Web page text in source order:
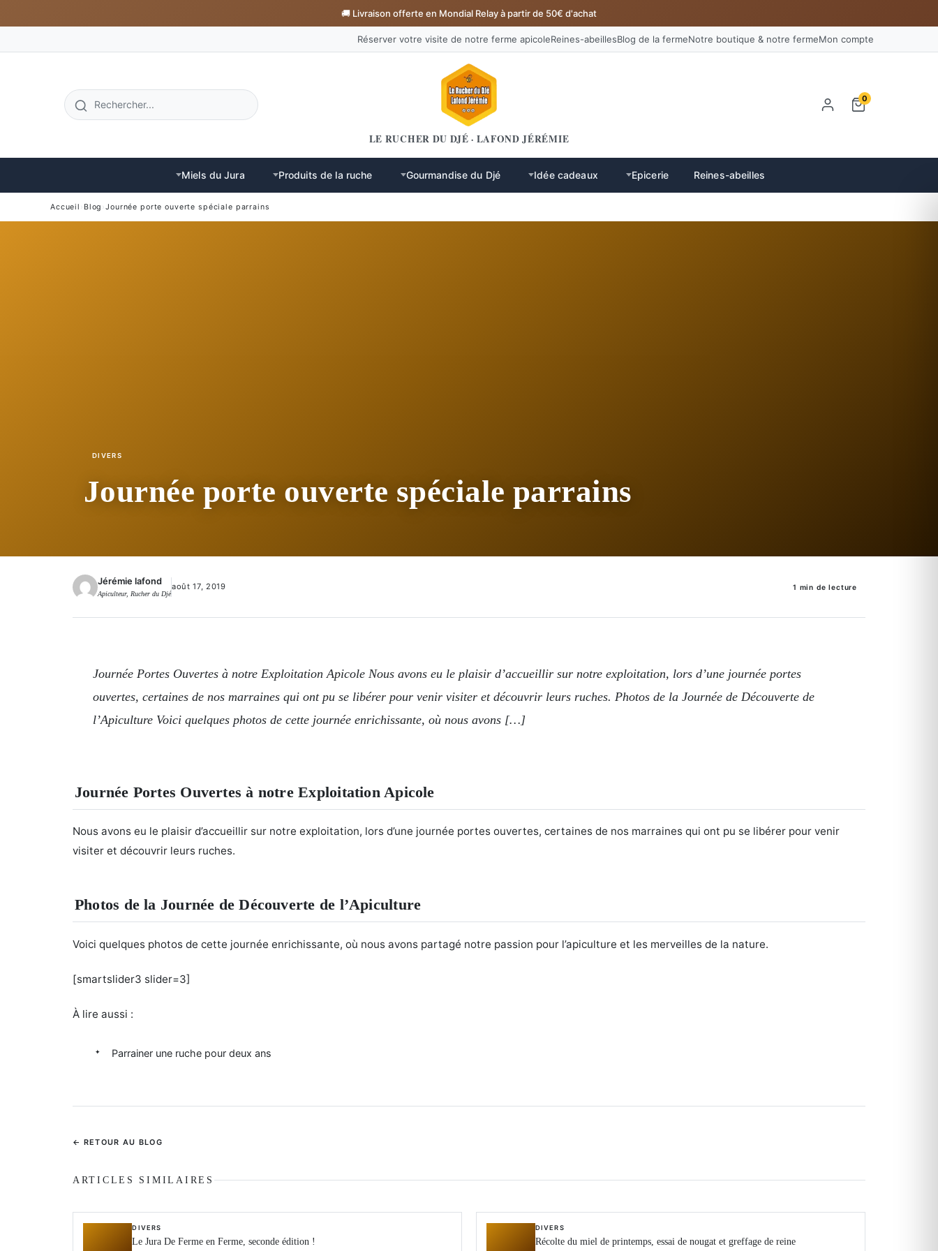
🚚 Livraison offerte en Mondial Relay à partir de 50€ d'achat
Réserver votre visite de notre ferme apicoleReines-abeillesBlog de la fermeNotre boutique & notre fermeMon compte
LE RUCHER DU DJÉ · LAFOND JÉRÉMIE
0
Miels du Jura Produits de la ruche Gourmandise du Djé Idée cadeaux Epicerie Reines-abeilles
Accueil › Blog ›Journée porte ouverte spéciale parrains
DIVERS
Journée porte ouverte spéciale parrains
Jérémie lafond
Apiculteur, Rucher du Djé
août 17, 2019 1 min de lecture
Journée Portes Ouvertes à notre Exploitation Apicole Nous avons eu le plaisir d’accueillir sur notre exploitation, lors d’une journée portes
ouvertes, certaines de nos marraines qui ont pu se libérer pour venir visiter et découvrir leurs ruches. Photos de la Journée de Découverte de
l’Apiculture Voici quelques photos de cette journée enrichissante, où nous avons […]
Journée Portes Ouvertes à notre Exploitation Apicole
Nous avons eu le plaisir d’accueillir sur notre exploitation, lors d’une journée portes ouvertes, certaines de nos marraines qui ont pu se libérer pour venir
visiter et découvrir leurs ruches.
Photos de la Journée de Découverte de l’Apiculture
Voici quelques photos de cette journée enrichissante, où nous avons partagé notre passion pour l’apiculture et les merveilles de la nature.
[smartslider3 slider=3]
À lire aussi :
Parrainer une ruche pour deux ans
← RETOUR AU BLOG
ARTICLES SIMILAIRES
DIVERS
Le Jura De Ferme en Ferme, seconde édition !
DIVERS
Récolte du miel de printemps, essai de nougat et greffage de reine